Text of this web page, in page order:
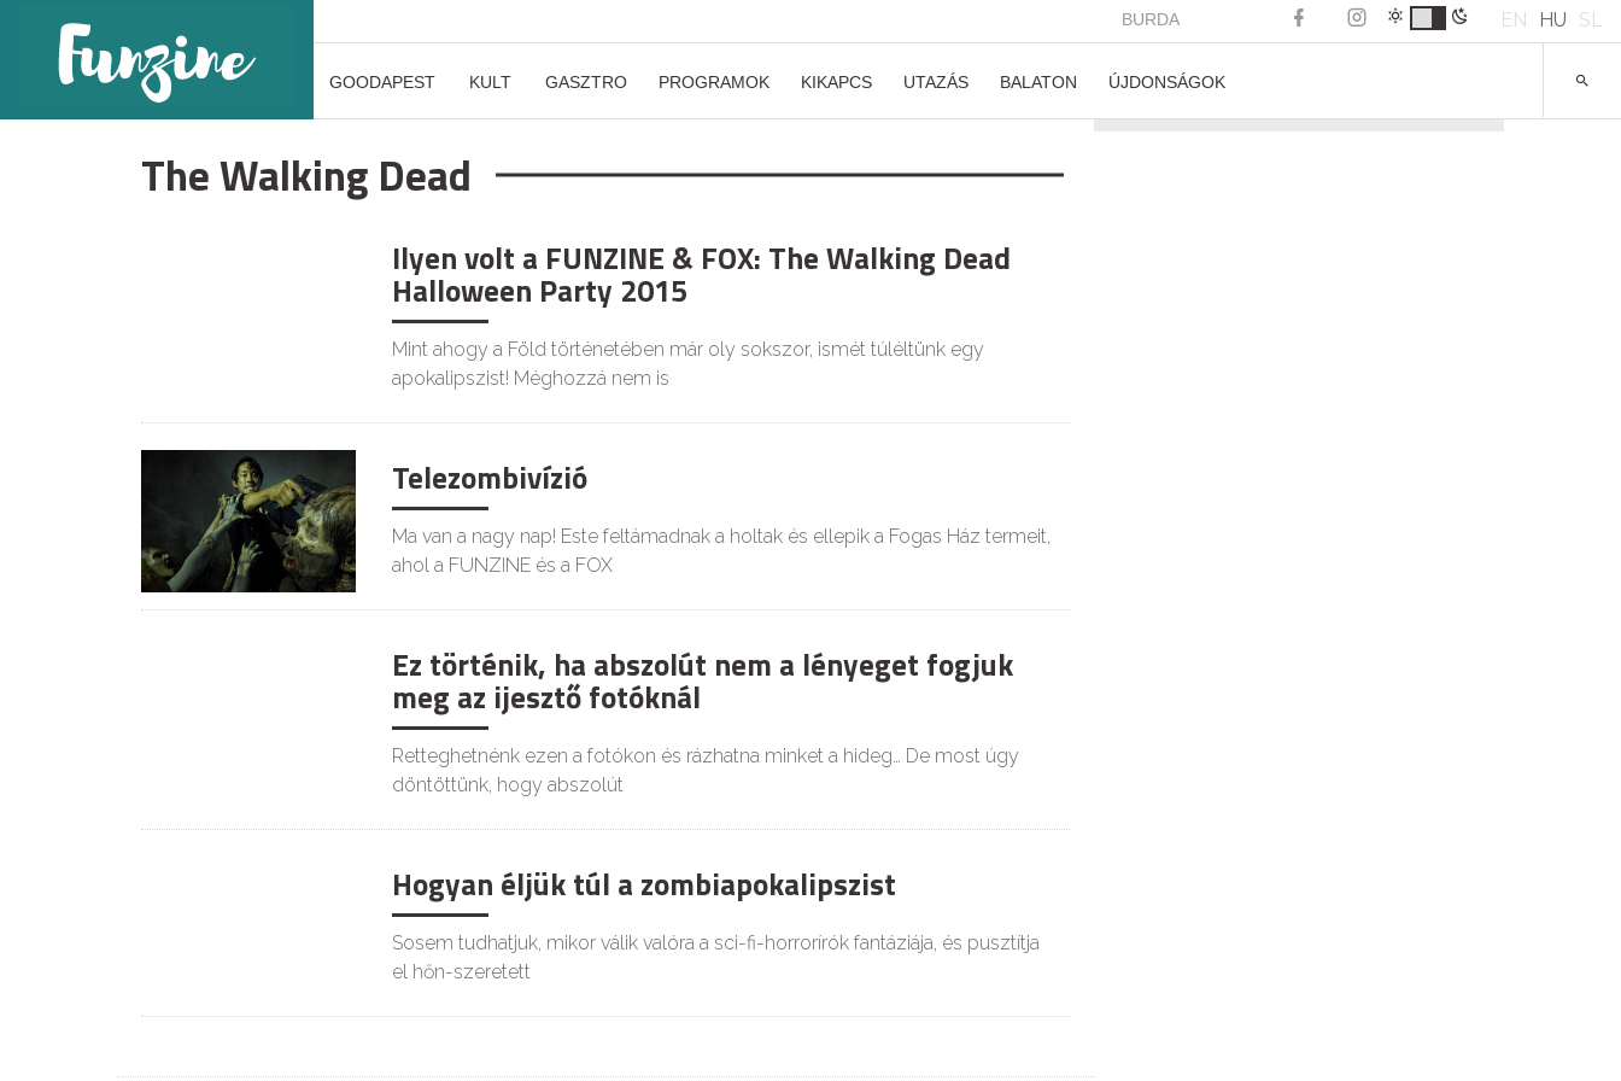
BURDA EN HU SL
GOODAPEST KULT GASZTRO PROGRAMOK KIKAPCS UTAZÁS BALATON ÚJDONSÁGOK
The Walking Dead
Ilyen volt a FUNZINE & FOX: The Walking Dead
Halloween Party 2015
Mint ahogy a Föld történetében már oly sokszor, ismét túléltünk egy
apokalipszist! Méghozzá nem is
Telezombivízió
Ma van a nagy nap! Este feltámadnak a holtak és ellepik a Fogas Ház termeit,
ahol a FUNZINE és a FOX
Ez történik, ha abszolút nem a lényeget fogjuk
meg az ijesztő fotóknál
Retteghetnénk ezen a fotókon és rázhatna minket a hideg… De most úgy
döntöttünk, hogy abszolút
Hogyan éljük túl a zombiapokalipszist
Sosem tudhatjuk, mikor válik valóra a sci-fi-horrorírók fantáziája, és pusztítja
el hőn-szeretett